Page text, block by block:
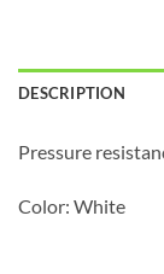
DESCRIPTION
Pressure
Color: White